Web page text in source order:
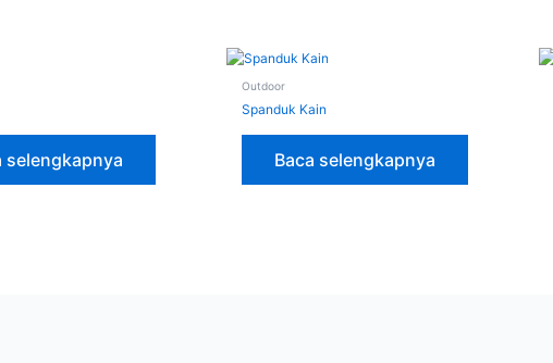
selengkapnya
Outdoor
Spanduk Kain
Baca selengkapnya